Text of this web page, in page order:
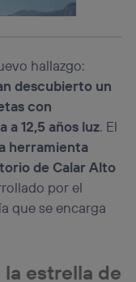
hallazgo:
descubierto un
con
a 12,5 años luz. El
herramienta
de Calar Alto
por el
que se encarga
la estrella de
de internet, por
el mismo
(p. ej., Wi-Fi),
función de las
del hogar
será más
en la
seleccionando
esta página web o